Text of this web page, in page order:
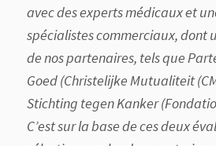
avec des experts médicaux et
spécialistes commerciaux, dont
de nos partenaires, tels que
Goed (Christelijke Mutualiteit
Stichting tegen Kanker
C’est sur la base de ces deux